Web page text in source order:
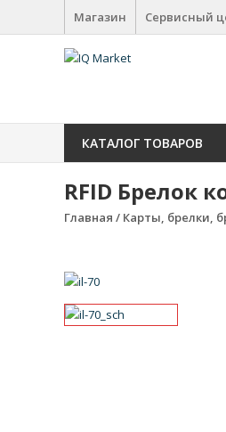
Перейти к содержимому
Магазин Сервисный
IQ Market
КАТАЛОГ ТОВАРОВ
RFID Брелок
Главная / Карты, брелки,